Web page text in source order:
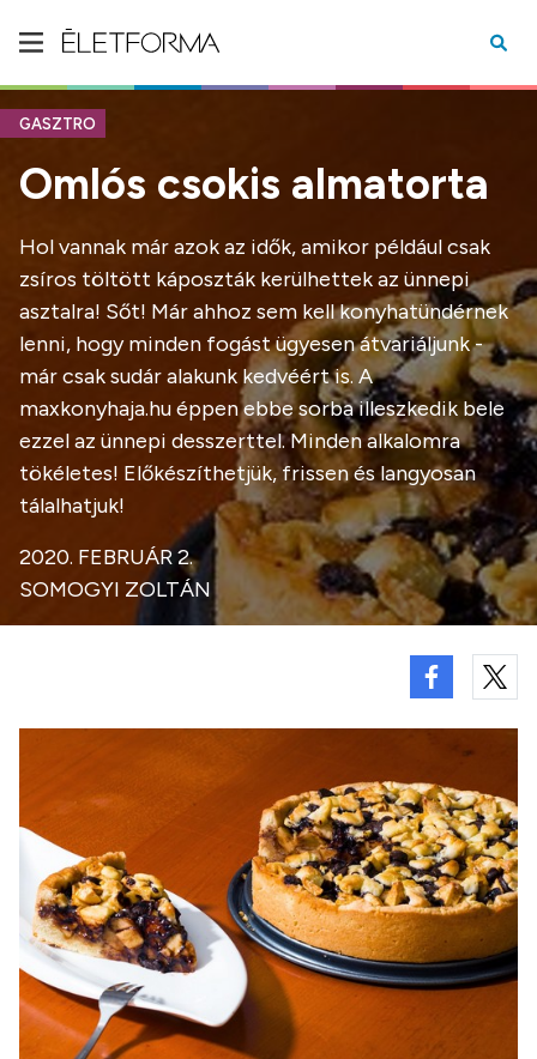
GASZTRO
Omlós csokis almatorta
Hol vannak már azok az idők, amikor például csak
zsíros töltött káposzták kerülhettek az ünnepi
asztalra! Sőt! Már ahhoz sem kell konyhatündérnek
lenni, hogy minden fogást ügyesen átvariáljunk -
már csak sudár alakunk kedvéért is. A
maxkonyhaja.hu éppen ebbe sorba illeszkedik bele
ezzel az ünnepi desszerttel. Minden alkalomra
tökéletes! Előkészíthetjük, frissen és langyosan
tálalhatjuk!
2020. FEBRUÁR 2.
SOMOGYI ZOLTÁN